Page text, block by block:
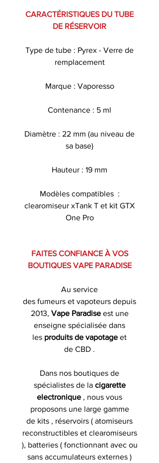
CARACTÉRISTIQUES DU TUBE
DE RÉSERVOIR
Type de tube : Pyrex - Verre de
remplacement
Marque : Vaporesso
Contenance : 5 ml
Diamètre : 22 mm (au niveau de
sa base)
Hauteur : 19 mm
Modèles compatibles :
clearomiseur xTank T et kit GTX
One Pro
FAITES CONFIANCE À VOS
BOUTIQUES VAPE PARADISE
Au service
des fumeurs et vapoteurs depuis
2013, Vape Paradiseest une
enseigne spécialisée dans
les produits de vapotage et
de CBD .
Dans nos boutiques de
spécialistes de la cigarette
electronique , nous vous
proposons une large gamme
de kits , réservoirs ( atomiseurs
reconstructibles et clearomiseurs
), batteries ( fonctionnant avec ou
sans accumulateurs externes )